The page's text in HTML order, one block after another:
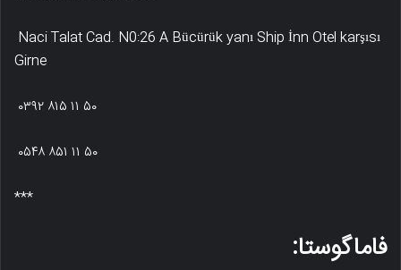
Naci Talat Cad. N0:26 A Bücürük yanı Ship İnn Otel karşısı
Girne
۰۳۹۲ ۸۱۵ ۱۱ ۵۰
۰۵۴۸ ۸۵۱ ۱۱ ۵۰
***
فاماگوستا: